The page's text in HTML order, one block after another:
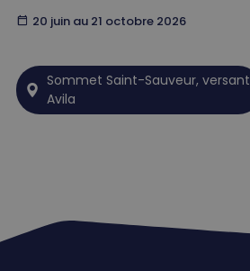
calendar_today 20 juin au 21 octobre 2026
Sommet Saint-Sauveur, versant
Avila